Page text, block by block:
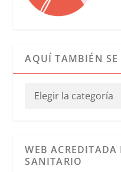
AQUÍ TAMBIÉN SE
WEB ACREDITADA
SANITARIO